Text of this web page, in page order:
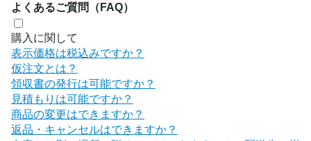
よくあるご質問（FAQ）
購入に関して
表示価格は税込みですか？
仮注文とは？
領収書の発行は可能ですか？
見積もりは可能ですか？
商品の変更はできますか？
返品・キャンセルはできますか？